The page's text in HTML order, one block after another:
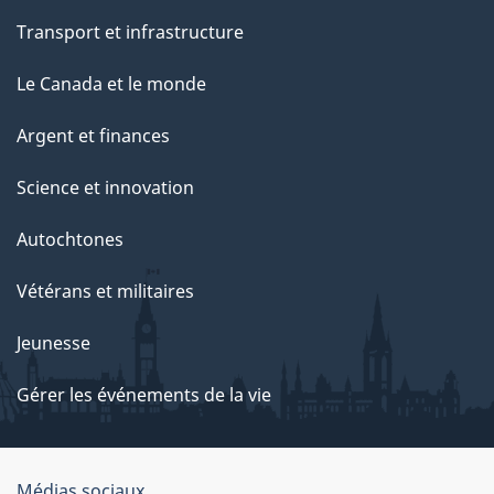
Transport et infrastructure
Le Canada et le monde
Argent et finances
Science et innovation
Autochtones
Vétérans et militaires
Jeunesse
Gérer les événements de la vie